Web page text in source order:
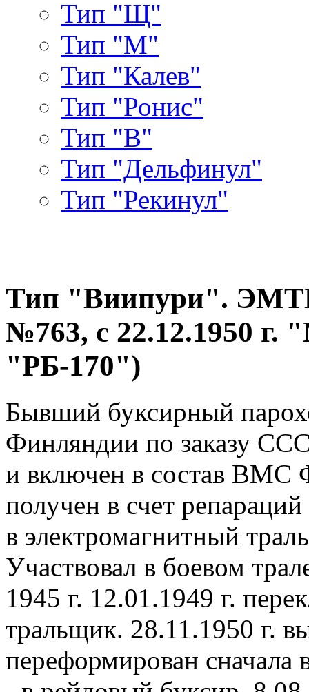
Тип "Щ"
Тип "М"
Тип "Калев"
Тип "Ронис"
Тип "В"
Тип "Дельфинул"
Тип "Рекинул"
Тип "Виипури".
№763, с 22.12.1950 г.
"РБ-170")
Бывший буксирный
Финляндии по заказу
и включен в состав ВМС
получен в счет
в электромагнитный
Участвовал в боевом
1945 г. 12.01.1949 г.
тральщик. 28.11.1950 г.
переформирован сначала